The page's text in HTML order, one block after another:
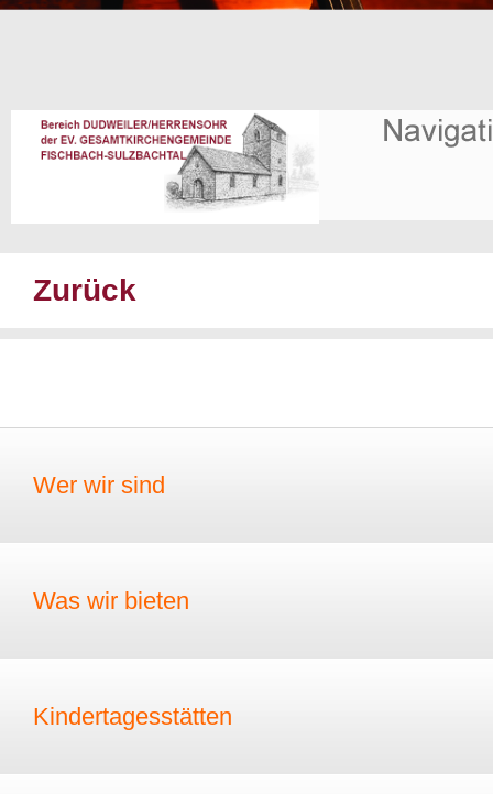
Zurück
Wer wir sind
Was wir bieten
Kindertagesstätten